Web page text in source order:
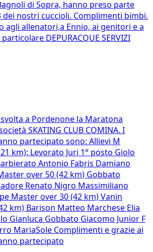
di Sopra, hanno preso parte
dei nostri cuccioli. Complimenti bimbi.
agli allenatori,a Ennio, ai genitori e a
DEPURACQUE SERVIZI
a Pordenone la Maratona
SKATING CLUB COMINA. I
partecipato sono: Allievi M
km): Levorato Juri 1° posto Giolo
Antonio Fabris Damiano
over 50 (42 km) Gobbato
Renato Nigro Massimiliano
Master over 30 (42 km) Vanin
km) Barison Matteo Marchese Elia
Gianluca Gobbato Giacomo Junior F
MariaSole Complimenti e grazie ai
partecipato